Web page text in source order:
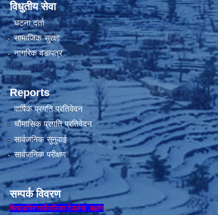
विधुतीय सेवा
घटना दर्ता
सामाजिक सुरक्षा
नागरिक वडापत्र
Reports
वार्षिक प्रगति प्रतिवेदन
चौमासिक प्रगति प्रतिवेदन
सार्वजनिक सुनुवाई
सार्वजनिक परीक्षण
सम्पर्क विवरण
बित्थडचिर गाउँपालिका देउलेख ,बझांग